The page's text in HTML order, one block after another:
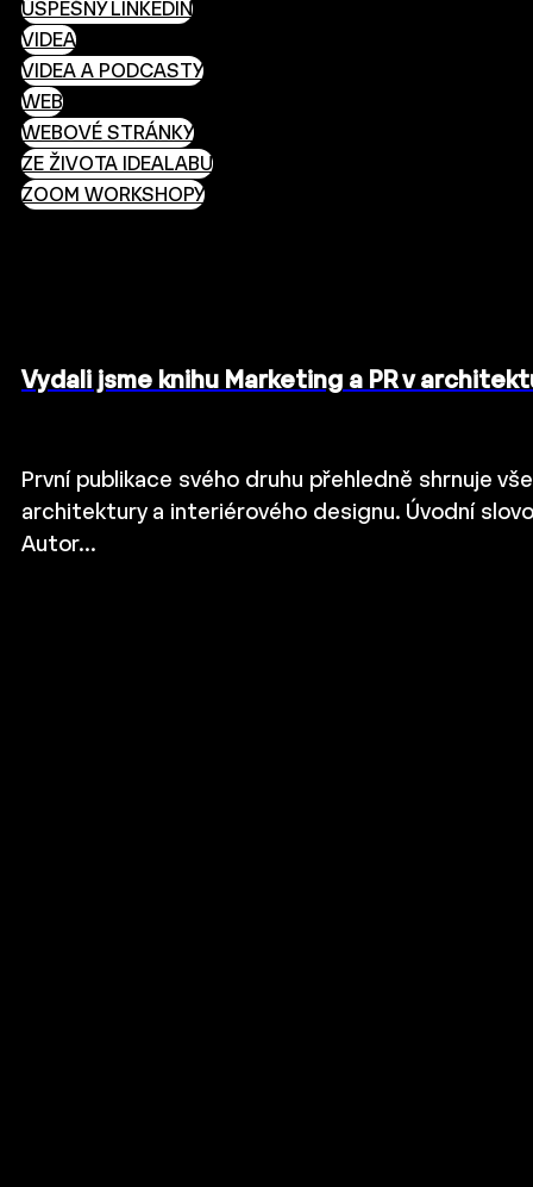
ÚSPĚŠNÝ LINKEDIN
VIDEA
VIDEA A PODCASTY
WEB
WEBOVÉ STRÁNKY
ZE ŽIVOTA IDEALABU
ZOOM WORKSHOPY
Vydali jsme knihu Marketing a PR v
První publikace svého druhu přehledně shrnuje
architektury a interiérového designu. Úvodní
Autor…